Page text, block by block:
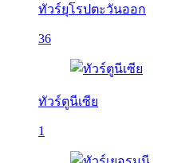
ทัวร์ยุโรปตะวันออก
36
ทัวร์ตูนีเซีย
1